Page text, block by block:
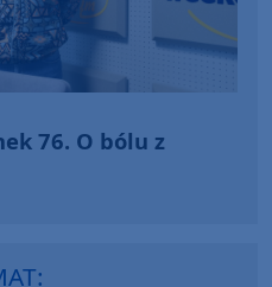
76. O bólu z